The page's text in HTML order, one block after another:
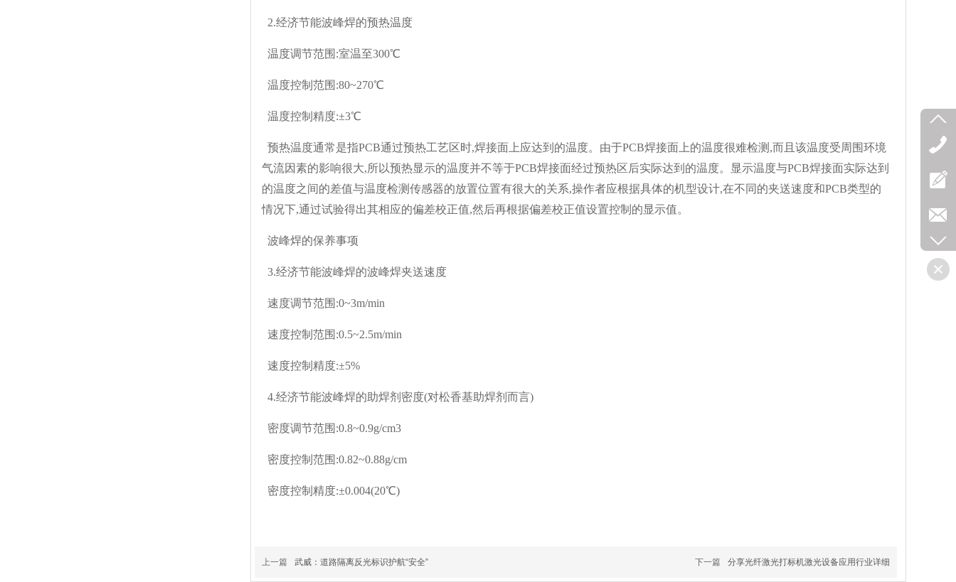
2.经济节能波峰焊的预热温度
温度调节范围:室温至300℃
温度控制范围:80~270℃
温度控制精度:±3℃
预热温度通常是指PCB通过预热工艺区时,焊接面上应达到的温度。由于PCB焊接面上的温度很难检测,而且该温度受周围环境
气流因素的影响很大,所以预热显示的温度并不等于PCB焊接面经过预热区后实际达到的温度。显示温度与PCB焊接面实际达到
的温度之间的差值与温度检测传感器的放置位置有很大的关系,操作者应根据具体的机型设计,在不同的夹送速度和PCB类型的
情况下,通过试验得出其相应的偏差校正值,然后再根据偏差校正值设置控制的显示值。
波峰焊的保养事项
3.经济节能波峰焊的波峰焊夹送速度
速度调节范围:0~3m/min
速度控制范围:0.5~2.5m/min
速度控制精度:±5%
4.经济节能波峰焊的助焊剂密度(对松香基助焊剂而言)
密度调节范围:0.8~0.9g/cm3
密度控制范围:0.82~0.88g/cm
密度控制精度:±0.004(20℃)
上一篇 武威：道路隔离反光标识护航“安全” 下一篇 分享光纤激光打标机激光设备应用行业详细